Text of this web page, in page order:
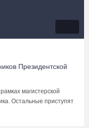
Президентской
магистерской
Остальные приступят